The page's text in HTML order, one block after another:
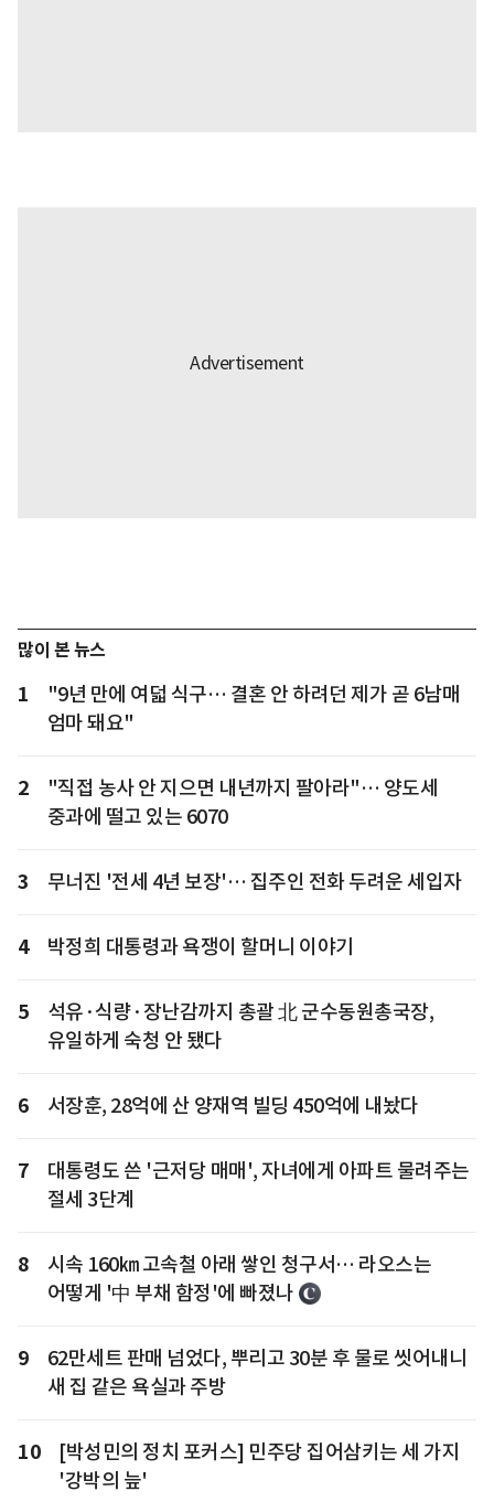
많이 본 뉴스
1
"9년 만에 여덟 식구… 결혼 안 하려던 제가 곧 6남매
엄마 돼요"
2
"직접 농사 안 지으면 내년까지 팔아라"… 양도세
중과에 떨고 있는 6070
3 무너진 '전세 4년 보장'… 집주인 전화 두려운 세입자
4 박정희 대통령과 욕쟁이 할머니 이야기
5
석유·식량·장난감까지 총괄 北 군수동원총국장,
유일하게 숙청 안 됐다
6 서장훈, 28억에 산 양재역 빌딩 450억에 내놨다
7
대통령도 쓴 '근저당 매매', 자녀에게 아파트 물려주는
절세 3단계
8
시속 160㎞ 고속철 아래 쌓인 청구서… 라오스는
어떻게 '中 부채 함정'에 빠졌나
9
62만세트 판매 넘었다, 뿌리고 30분 후 물로 씻어내니
새 집 같은 욕실과 주방
10
[박성민의 정치 포커스] 민주당 집어삼키는 세 가지
'강박의 늪'